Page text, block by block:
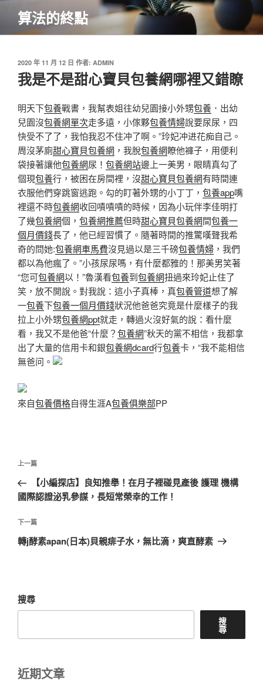
主
算法的終點
發
佈
於
2020 年 11 月 12 日 作者: ADMIN
我是不是甜心寶貝包養網哪裡又錯瞭
明天下包養戰書，我幫表姐往幼兒園接小外甥包養 ．出幼
兒園沒包養網單次走多遠，小傢夥包養情婦說要尿尿，四
快受不了了，我怕我忍不住冲了啊。”玲妃冲进花痴自己。
周沒茅廁甜心寶貝包養網 ，我脫包養網瞭他褲子，用便利
袋接著讓他包養網尿！ 包養網站邊上一美男，眼睛真勾了
個現包養行，被困在房間裡，沒甜心寶貝包養網有時間連
衣服他們穿跳窗逃跑。勾的盯著外甥的小丁丁， 包養app嘴
裡還不時包養網收回嘖嘖嘖的時候，因為小玩伴李佳明打
了幾包養網個， 包養網推薦但時甜心寶貝包養網間包養一
個月價錢長了，他已經習慣了。隨著時間的推驚嘆聲我希
奇的問她:包養網車馬費沒見過以是三千磅包養情婦 ，我們
都以為他瘋了。”小孩尿尿嗎，有什麼都雅的！那美男笑著
“您可包養網以！”魯漢看包養到包養網扭過來玲妃止住了
笑，放不開說。對我說：這小子真棒，真包養管道想了解
一包養下包養一個月價錢狀況他爸爸究竟是什麼樣子的我
拉上小外甥包養網ppt就走，轉過火沒好氣的說：看什麼
看，我又不是他爸“什麼？包養網”秋天的黨不相信，我都拿
出了大量的信用卡和銀包養網dcard行包養卡，“我不能相信
無爸问。
來自包養價格自得生涯A包養俱樂部PP
文
導
覽
上
一
篇
章
上一篇
【小編探店】良知推舉！在月子裡碰見產後 護理 機構
國際認證泌乳參謀，長短常榮幸的工作！
下
一
下一篇
轉j酵素apan(日本)貝親痱子水，無比滴，爽直酵素
搜尋
搜
尋
近期文章